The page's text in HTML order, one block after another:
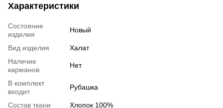
Характеристики
Состояние
изделия
Новый
Вид изделия
Халат
Наличие
карманов
Нет
В комплект
входит
Рубашка
Состав ткани
Хлопок 100%